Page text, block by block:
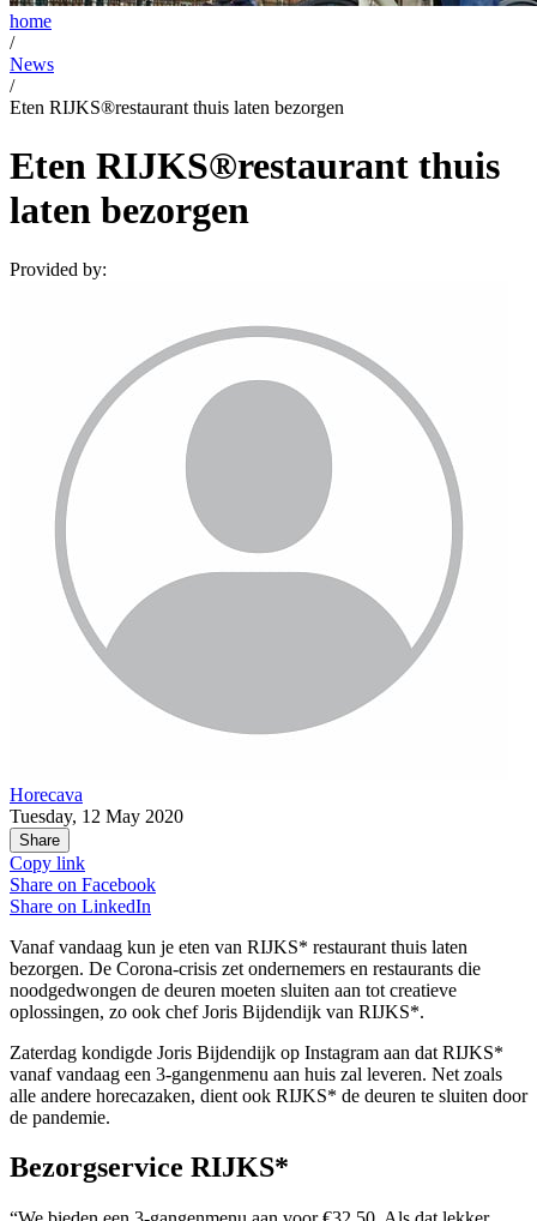
home
/
News
/
Eten RIJKS®restaurant thuis laten bezorgen
Eten RIJKS®restaurant thuis
laten bezorgen
Provided by:
Horecava
Tuesday, 12 May 2020
Share
Copy link
Share on Facebook
Share on LinkedIn
Vanaf vandaag kun je eten van RIJKS* restaurant thuis laten
bezorgen. De Corona-crisis zet ondernemers en restaurants die
noodgedwongen de deuren moeten sluiten aan tot creatieve
oplossingen, zo ook chef Joris Bijdendijk van RIJKS*.
Zaterdag kondigde Joris Bijdendijk op Instagram aan dat RIJKS*
vanaf vandaag een 3-gangenmenu aan huis zal leveren. Net zoals
alle andere horecazaken, dient ook RIJKS* de deuren te sluiten door
de pandemie.
Bezorgservice RIJKS*